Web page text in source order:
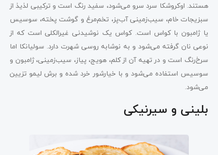
هستند. اوکروشکا سرد سرو می‌شود، سفید رنگ است و ترکیبی لذیذ از
سبزیجات خام، سیب‌زمینی آب‌پز، تخم‌مرغ و گوشت پخته، سوسیس
یا ژامبون با کواس است. کواس یک نوشیدنی غیرالکلی است که از
نوعی نان گرفته می‌شود و به نوشابه روسی شهرت دارد. سولیانکا اما
سرخ‌رنگ است و در تهیه آن از کلم، هویج، پیاز، سیب‌زمینی، ژامبون و
سوسیس استفاده می‌شود و با خیارشور خرد شده و برش لیمو تزیین
می‌شود.
بلینی و سیرنیکی